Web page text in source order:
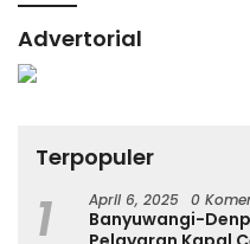
Advertorial
Terpopuler
1 April 6, 2025 0
Banyuwangi-